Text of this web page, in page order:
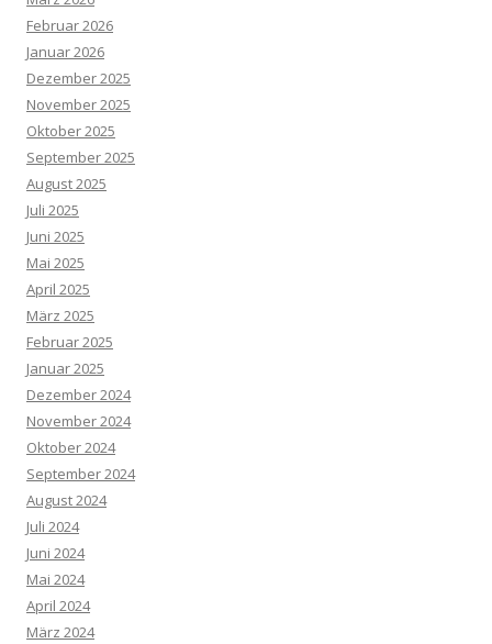
Februar 2026
Januar 2026
Dezember 2025
November 2025
Oktober 2025
September 2025
August 2025
Juli 2025
Juni 2025
Mai 2025
April 2025
März 2025
Februar 2025
Januar 2025
Dezember 2024
November 2024
Oktober 2024
September 2024
August 2024
Juli 2024
Juni 2024
Mai 2024
April 2024
März 2024